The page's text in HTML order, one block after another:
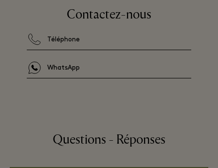
Contactez-nous
Téléphone
WhatsApp
Questions - Réponses